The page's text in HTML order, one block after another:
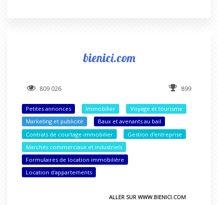
bienici.com
809 026 899
Petites annonces Immobilier
Voyage et tourisme
Marketing et publicité
Baux et avenants au bail
Contrats de courtage immobilier
Gestion d'entreprise
Marchés commerciaux et industriels
Formulaires de location immobilière
Location d'appartements
ALLER SUR WWW.BIENICI.COM